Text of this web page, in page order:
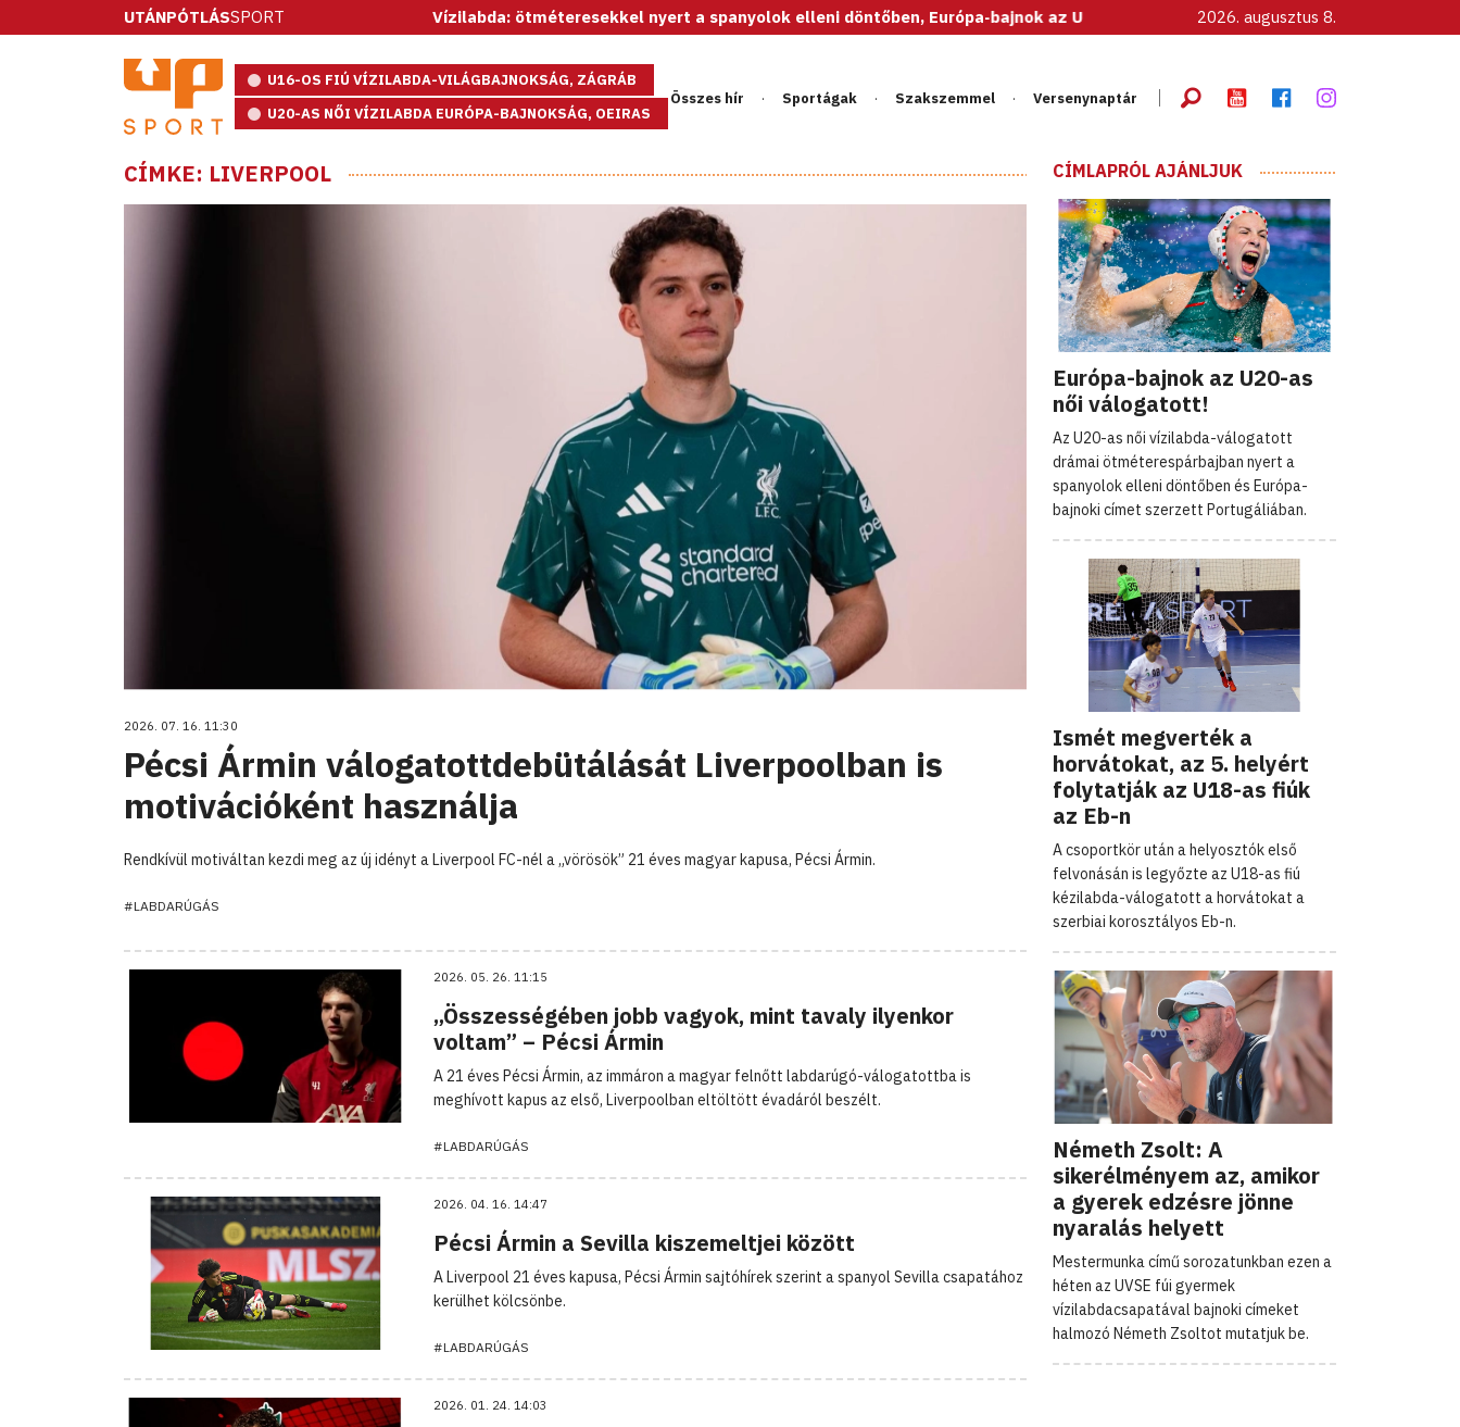
UTÁNPÓTLÁSSPORT Vízilabda: ötméteresekkel nyert a spanyolok elleni döntőben, Európa-bajnok az U20-as női válogatott! 2026. augusztus 8.
U16-OS FIÚ VÍZILABDA-VILÁGBAJNOKSÁG, ZÁGRÁB
U20-AS NŐI VÍZILABDA EURÓPA-BAJNOKSÁG, OEIRAS
Összes hír Sportágak Szakszemmel Versenynaptár
CÍMKE: LIVERPOOL
2026. 07. 16. 11:30
Pécsi Ármin válogatottdebütálását Liverpoolban is
motivációként használja
Rendkívül motiváltan kezdi meg az új idényt a Liverpool FC-nél a „vörösök” 21 éves magyar kapusa, Pécsi Ármin.
#LABDARÚGÁS
2026. 05. 26. 11:15
„Összességében jobb vagyok, mint tavaly ilyenkor
voltam” – Pécsi Ármin
A 21 éves Pécsi Ármin, az immáron a magyar felnőtt labdarúgó-válogatottba is
meghívott kapus az első, Liverpoolban eltöltött évadáról beszélt.
#LABDARÚGÁS
2026. 04. 16. 14:47
Pécsi Ármin a Sevilla kiszemeltjei között
A Liverpool 21 éves kapusa, Pécsi Ármin sajtóhírek szerint a spanyol Sevilla csapatához
kerülhet kölcsönbe.
#LABDARÚGÁS
2026. 01. 24. 14:03
CÍMLAPRÓL AJÁNLJUK
Európa-bajnok az U20-as
női válogatott!
Az U20-as női vízilabda-válogatott
drámai ötméterespárbajban nyert a
spanyolok elleni döntőben és Európa-
bajnoki címet szerzett Portugáliában.
Ismét megverték a
horvátokat, az 5. helyért
folytatják az U18-as fiúk
az Eb-n
A csoportkör után a helyosztók első
felvonásán is legyőzte az U18-as fiú
kézilabda-válogatott a horvátokat a
szerbiai korosztályos Eb-n.
Németh Zsolt: A
sikerélményem az, amikor
a gyerek edzésre jönne
nyaralás helyett
Mestermunka című sorozatunkban ezen a
héten az UVSE fúi gyermek
vízilabdacsapatával bajnoki címeket
halmozó Németh Zsoltot mutatjuk be.